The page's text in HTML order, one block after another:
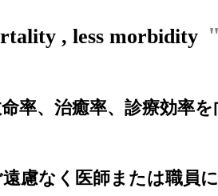
, less morbidity
率、治癒率、診療効率
慮なく医師または職員